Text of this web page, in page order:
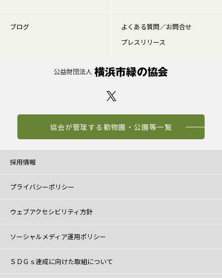
ブログ
よくある質問／お問合せ
プレスリリース
協会が管理する動物園・公園等一覧
採用情報
プライバシーポリシー
ウェブアクセシビリティ方針
ソーシャルメディア運用ポリシー
ＳＤＧｓ達成に向けた取組について